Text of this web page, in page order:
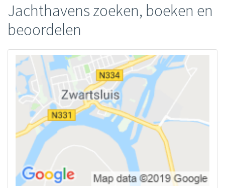
Jachthavens zoeken, boeken en
beoordelen